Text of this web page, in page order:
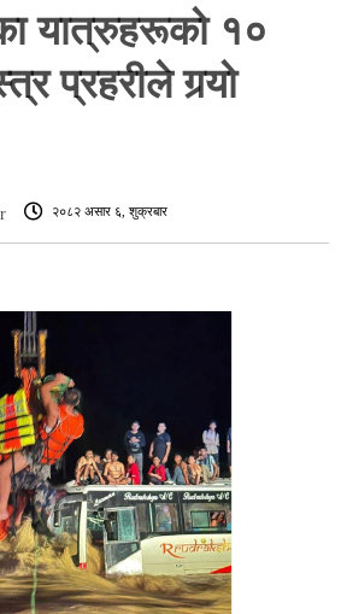
यात्रुहरूको १०
प्रहरीले गर्‍यो
२०८२ असार ६, शुक्रबार